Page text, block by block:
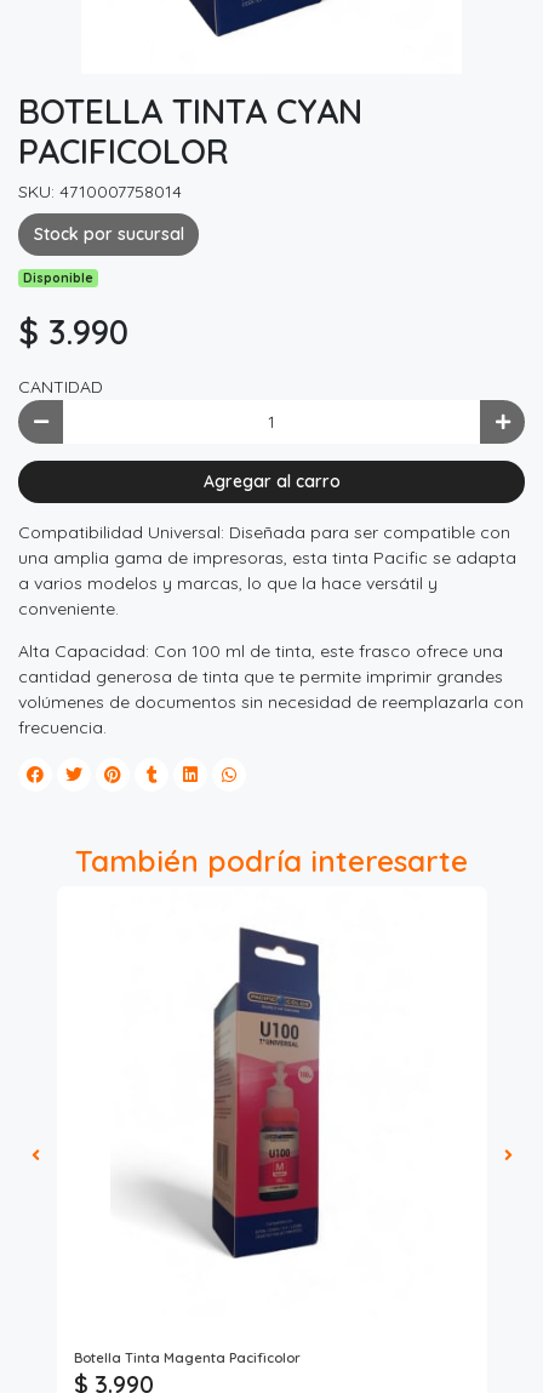
BOTELLA TINTA CYAN
PACIFICOLOR
SKU: 4710007758014
Stock por sucursal
Disponible
$ 3.990
CANTIDAD
Agregar al carro
Compatibilidad Universal: Diseñada para ser compatible con
una amplia gama de impresoras, esta tinta Pacific se adapta
a varios modelos y marcas, lo que la hace versátil y
conveniente.
Alta Capacidad: Con 100 ml de tinta, este frasco ofrece una
cantidad generosa de tinta que te permite imprimir grandes
volúmenes de documentos sin necesidad de reemplazarla con
frecuencia.
También podría interesarte
Botella Tinta Magenta Pacificolor
$ 3.990